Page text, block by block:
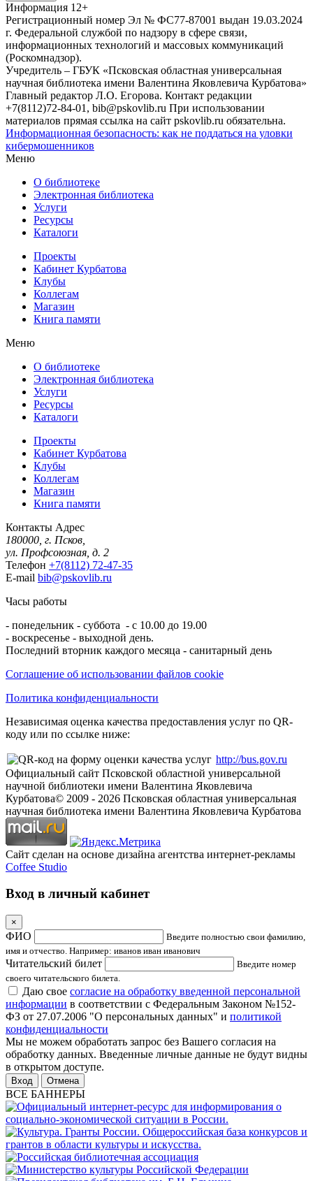
Информация 12+
Регистрационный номер Эл № ФС77-87001 выдан 19.03.2024
г. Федеральной службой по надзору в сфере связи,
информационных технологий и массовых коммуникаций
(Роскомнадзор).
Учредитель – ГБУК «Псковская областная универсальная
научная библиотека имени Валентина Яковлевича Курбатова»
Главный редактор Л.О. Егорова. Контакт редакции
+7(8112)72-84-01, bib@pskovlib.ru При использовании
материалов прямая ссылка на сайт pskovlib.ru обязательна.
Информационная безопасность: как не поддаться на уловки
кибермошенников
Меню
О библиотеке
Электронная библиотека
Услуги
Ресурсы
Каталоги
Проекты
Кабинет Курбатова
Клубы
Коллегам
Магазин
Книга памяти
Меню
О библиотеке
Электронная библиотека
Услуги
Ресурсы
Каталоги
Проекты
Кабинет Курбатова
Клубы
Коллегам
Магазин
Книга памяти
Контакты Адрес
180000, г. Псков,
ул. Профсоюзная, д. 2
Телефон +7(8112) 72-47-35
E-mail bib@pskovlib.ru
Часы работы
- понедельник - суббота - с 10.00 до 19.00
- воскресенье - выходной день.
Последний вторник каждого месяца - санитарный день
Соглашение об использовании файлов cookie
Политика конфиденциальности
Независимая оценка качества предоставления услуг по QR-
коду или по ссылке ниже:
http://bus.gov.ru
Официальный сайт Псковской областной универсальной
научной библиотеки имени Валентина Яковлевича
Курбатова© 2009 - 2026 Псковская областная универсальная
научная библиотека имени Валентина Яковлевича Курбатова
Сайт сделан на основе дизайна агентства интернет-рекламы
Coffee Studio
Вход в личный кабинет
×
ФИО
Введите полностью свои фамилию,
имя и отчество. Например: иванов иван иванович
Читательский билет
Введите номер
своего читательского билета.
Даю свое согласие на обработку введенной персональной
информации в соответствии с Федеральным Законом №152-
ФЗ от 27.07.2006 "О персональных данных" и политикой
конфиденциальности
Мы не можем обработать запрос без Вашего согласия на
обработку данных. Введенные личные данные не будут видны
в открытом доступе.
Отмена
ВСЕ БАННЕРЫ